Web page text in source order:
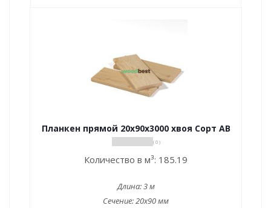
Планкен прямой 20х90х3000 хвоя Сорт АВ
( 0 )
Количество в м³: 185.19
Длина:3 м
Сечение:20x90 мм